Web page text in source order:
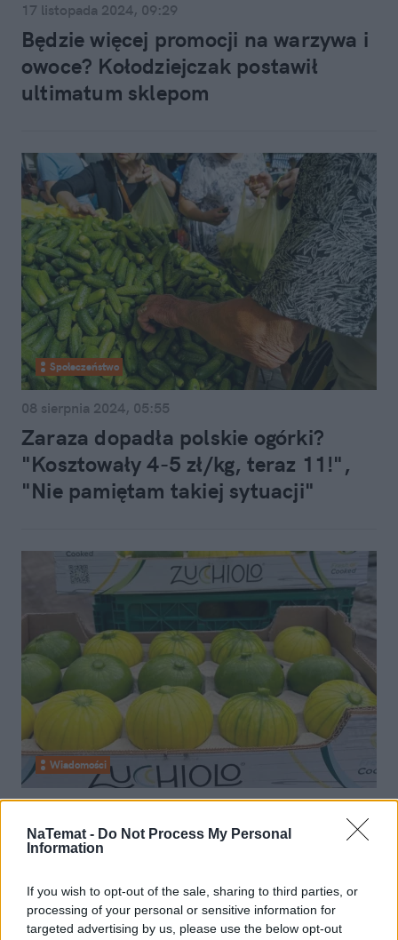
NaTemat - Do Not Process My Personal
Information
If you wish to opt-out of the sale, sharing to third parties, or
processing of your personal or sensitive information for
targeted advertising by us, please use the below opt-out
17 listopada 2024, 09:29
Będzie więcej promocji na warzywa i
owoce? Kołodziejczak postawił
ultimatum sklepom
Społeczeństwo
08 sierpnia 2024, 05:55
Zaraza dopadła polskie ogórki?
"Kosztowały 4-5 zł/kg, teraz 11!",
"Nie pamiętam takiej sytuacji"
Wiadomości
30 czerwca 2024, 15:03
Nowe warzywo dostępne w Polsce!
Od kilku dni jest hitem TikToka